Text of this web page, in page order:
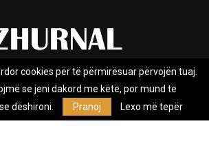
Impresumi Marketing
Privacy Policy
e Lajmeve e pavarur, e themeluar në vitin
cookies për të përmirësuar përvojën tuaj.
se jeni dakord me këtë, por mund të
dëshironi.
Pranoj Lexo më tepër